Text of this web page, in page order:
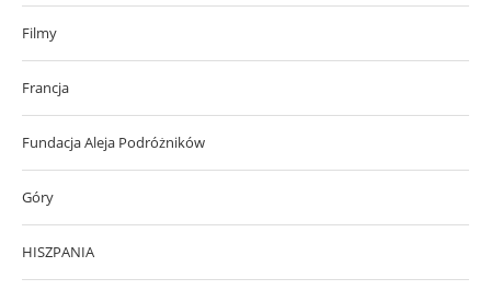
Filmy
Francja
Fundacja Aleja Podróżników
Góry
HISZPANIA